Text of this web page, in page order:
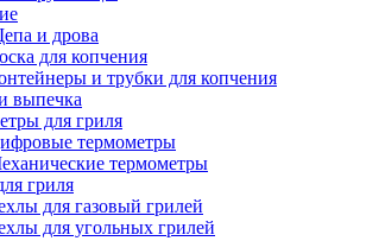
и дрова
для копчения
и трубки для копчения
выпечка
для гриля
термометры
термометры
гриля
для газовый грилей
для угольных грилей